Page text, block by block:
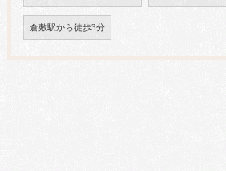
倉敷駅から徒歩3分